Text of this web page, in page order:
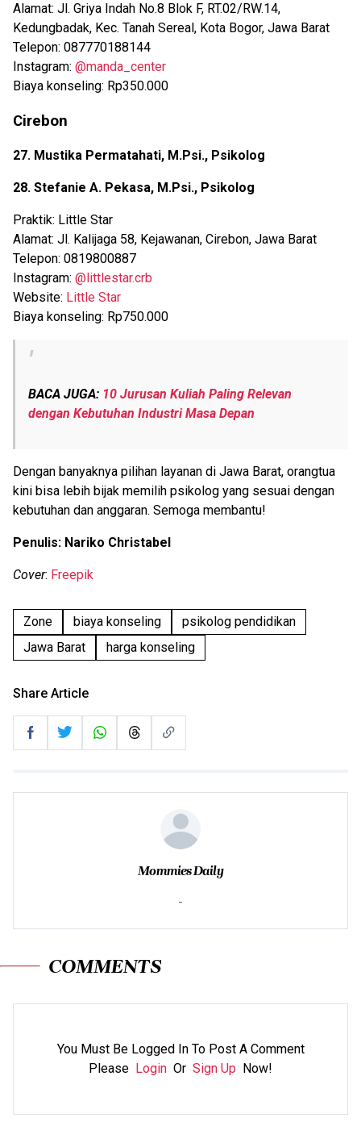
Alamat: Jl. Griya Indah No.8 Blok F, RT.02/RW.14,
Kedungbadak, Kec. Tanah Sereal, Kota Bogor, Jawa Barat
Telepon: 087770188144
Instagram: @manda_center
Biaya konseling: Rp350.000
Cirebon
27. Mustika Permatahati, M.Psi., Psikolog
28. Stefanie A. Pekasa, M.Psi., Psikolog
Praktik: Little Star
Alamat: Jl. Kalijaga 58, Kejawanan, Cirebon, Jawa Barat
Telepon: 0819800887
Instagram: @littlestar.crb
Website: Little Star
Biaya konseling: Rp750.000
BACA JUGA: 10 Jurusan Kuliah Paling Relevan
dengan Kebutuhan Industri Masa Depan
Dengan banyaknya pilihan layanan di Jawa Barat, orangtua
kini bisa lebih bijak memilih psikolog yang sesuai dengan
kebutuhan dan anggaran. Semoga membantu!
Penulis: Nariko Christabel
Cover: Freepik
Zone biaya konseling
psikolog pendidikan
Jawa Barat
harga konseling
Share Article
Mommies Daily
-
COMMENTS
You Must Be Logged In To Post A Comment
Please Login Or Sign Up Now!